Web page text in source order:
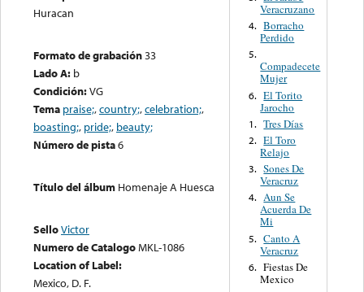
Huracan
Formato de grabación33
Lado A: b
Condición:VG
Tema praise;,country;,celebration;,
boasting;, pride;, beauty;
Número de pista6
Título del álbum Homenaje A Huesca
SelloVictor
Numero de CatalogoMKL-1086
Location of Label:
Mexico, D. F.
Veracruzano
4. Borracho
Perdido
5.
Compadecete
Mujer
6. El Torito
Jarocho
1. Tres Días
2. El Toro
Relajo
3. Sones De
Veracruz
4. Aun Se
Acuerda De
Mi
5. Canto A
Veracruz
6. Fiestas De
Mexico